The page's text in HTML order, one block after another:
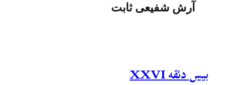
آرش شفیعی ثابت
بیس دئقه XXVI